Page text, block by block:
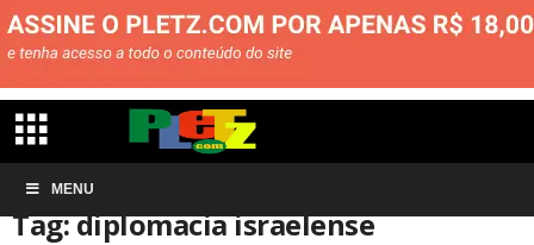
MENU
Início Tags
Tag: diplomacia israelense